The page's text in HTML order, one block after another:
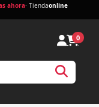
ahora· Tiendaonline
0